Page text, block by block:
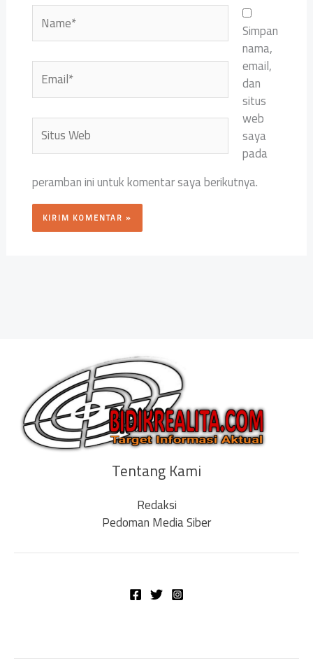
Name*
Email*
Situs
Web
Simpan
nama,
email,
dan
situs
web
saya
pada
peramban ini untuk komentar saya berikutnya.
Tentang Kami
Redaksi
Pedoman Media Siber